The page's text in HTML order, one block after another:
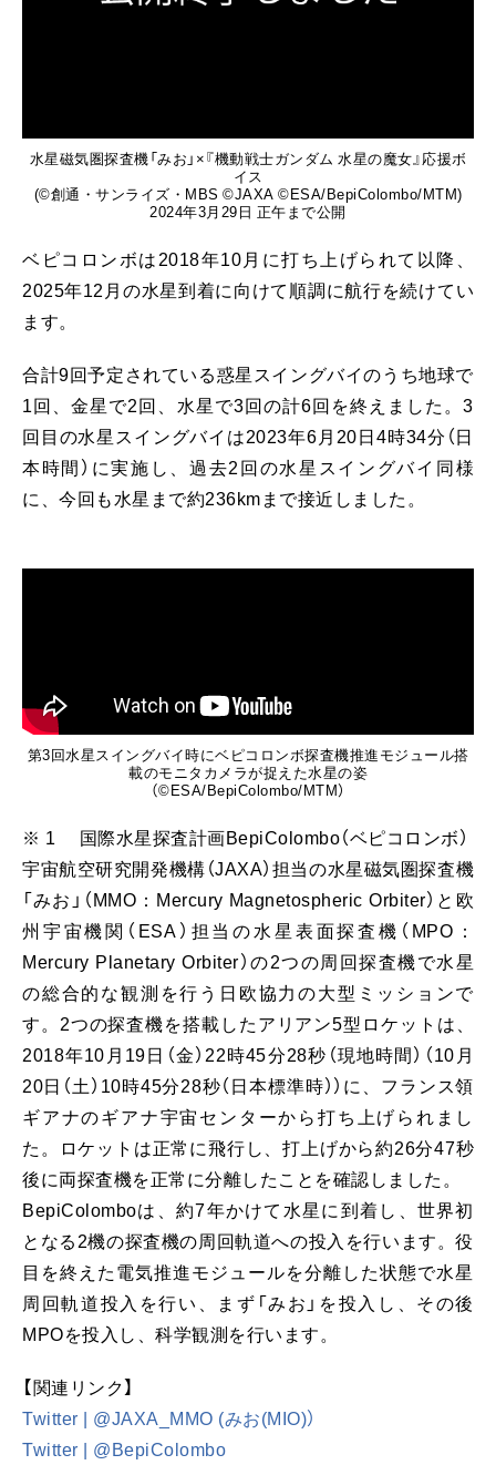
水星磁気圏探査機「みお」×『機動戦士ガンダム 水星の魔女』応援ボ
イス
(©創通・サンライズ・MBS ©JAXA ©ESA/BepiColombo/MTM)
2024年3月29日 正午まで公開
ベピコロンボは2018年10月に打ち上げられて以降、
2025年12月の水星到着に向けて順調に航行を続けてい
ます。
合計9回予定されている惑星スイングバイのうち地球で
1回、金星で2回、水星で3回の計6回を終えました。3
回目の水星スイングバイは2023年6月20日4時34分（日
本時間）に実施し、過去2回の水星スイングバイ同様
に、今回も水星まで約236kmまで接近しました。
第3回水星スイングバイ時にベピコロンボ探査機推進モジュール搭
載のモニタカメラが捉えた水星の姿
（©ESA/BepiColombo/MTM）
※ 1 国際水星探査計画BepiColombo（ベピコロンボ）
宇宙航空研究開発機構（JAXA）担当の水星磁気圏探査機
「みお」（MMO：Mercury Magnetospheric Orbiter）と欧
州宇宙機関（ESA）担当の水星表面探査機（MPO：
Mercury Planetary Orbiter）の2つの周回探査機で水星
の総合的な観測を行う日欧協力の大型ミッションで
す。2つの探査機を搭載したアリアン5型ロケットは、
2018年10月19日（金）22時45分28秒（現地時間）（10月
20日（土）10時45分28秒（日本標準時））に、フランス領
ギアナのギアナ宇宙センターから打ち上げられまし
た。ロケットは正常に飛行し、打上げから約26分47秒
後に両探査機を正常に分離したことを確認しました。
BepiColomboは、約7年かけて水星に到着し、世界初
となる2機の探査機の周回軌道への投入を行います。役
目を終えた電気推進モジュールを分離した状態で水星
周回軌道投入を行い、まず「みお」を投入し、その後
MPOを投入し、科学観測を行います。
【関連リンク】
Twitter | @JAXA_MMO (みお(MIO)）
Twitter | @BepiColombo